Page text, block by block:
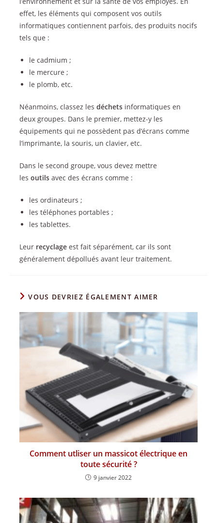
effet, les éléments qui composent vos outils
informatiques contiennent parfois, des produits nocifs
tels que :
le cadmium ;
le mercure ;
le plomb, etc.
Néanmoins, classez les déchets informatiques en
deux groupes. Dans le premier, mettez-y les
équipements qui ne possèdent pas d’écrans comme
l’imprimante, la souris, un clavier, etc.
Dans le second groupe, vous devez mettre
les outils avec des écrans comme :
les ordinateurs ;
les téléphones portables ;
les tablettes.
Leur recyclage est fait séparément, car ils sont
généralement dépollués avant leur traitement.
VOUS DEVRIEZ ÉGALEMENT AIMER
Comment utliser un massicot électrique en
toute sécurité ?
9 janvier 2022